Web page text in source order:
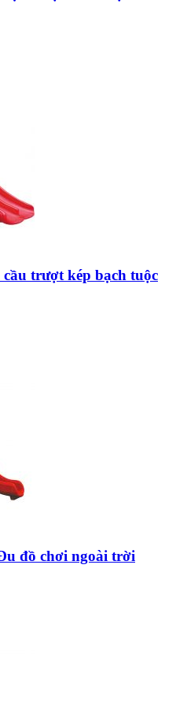
trượt kép bạch tuộc
đồ chơi ngoài trời